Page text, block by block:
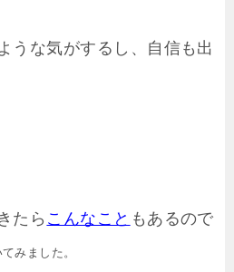
うな気がするし、自信も出
たら こんなこと もあるので
みました。